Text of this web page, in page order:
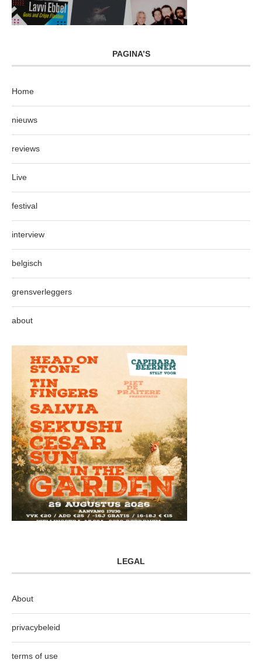
PAGINA’S
Home
nieuws
reviews
Live
festival
interview
belgisch
grensverleggers
about
LEGAL
About
privacybeleid
terms of use